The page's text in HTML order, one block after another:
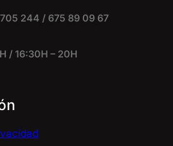
244 / 675 89 09 67
/ 16:30H – 20H